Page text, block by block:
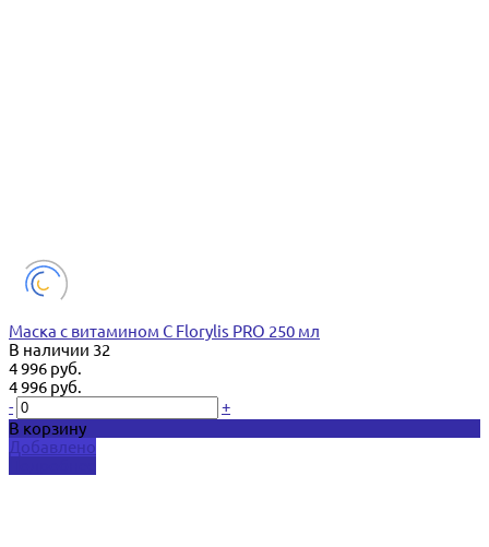
Маска с витамином С Florylis PRO 250 мл
В наличии 32
4 996 руб.
4 996 руб.
-
+
В корзину
Добавлено